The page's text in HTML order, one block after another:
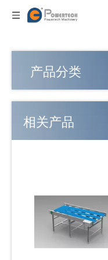
产品分类
相关产品
震动布料机